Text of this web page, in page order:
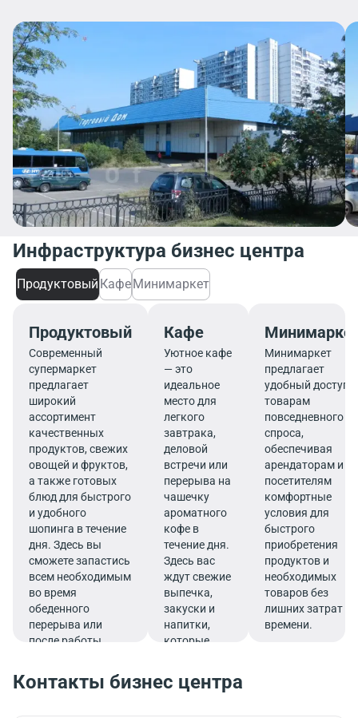
Инфраструктура бизнес центра
Продуктовый КафеМинимаркет
Продуктовый
Современный
супермаркет
предлагает
широкий
ассортимент
качественных
продуктов, свежих
овощей и фруктов,
а также готовых
блюд для быстрого
и удобного
шопинга в течение
дня. Здесь вы
сможете запастись
всем необходимым
во время
обеденного
перерыва или
после работы.
Кафе
Уютное кафе
— это
идеальное
место для
легкого
завтрака,
деловой
встречи или
перерыва на
чашечку
ароматного
кофе в
течение дня.
Здесь вас
ждут свежие
выпечка,
закуски и
напитки,
которые
бодрости и
Минимаркет
предлагает
удобный доступ к
товарам
повседневного
спроса,
обеспечивая
арендаторам и
посетителям
комфортные
условия для
быстрого
приобретения
продуктов и
необходимых
товаров без
лишних затрат
времени.
Контакты бизнес центра